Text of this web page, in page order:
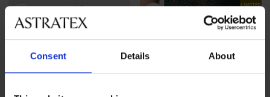
Consent Details About
LIMITED